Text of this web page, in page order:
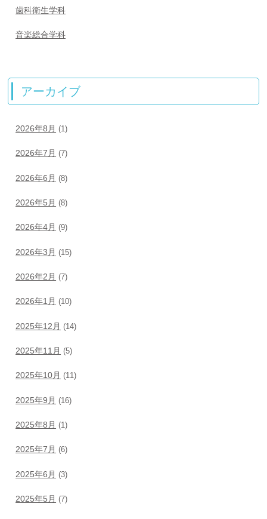
歯科衛生学科
音楽総合学科
アーカイブ
2026年8月 (1)
2026年7月 (7)
2026年6月 (8)
2026年5月 (8)
2026年4月 (9)
2026年3月 (15)
2026年2月 (7)
2026年1月 (10)
2025年12月 (14)
2025年11月 (5)
2025年10月 (11)
2025年9月 (16)
2025年8月 (1)
2025年7月 (6)
2025年6月 (3)
2025年5月 (7)